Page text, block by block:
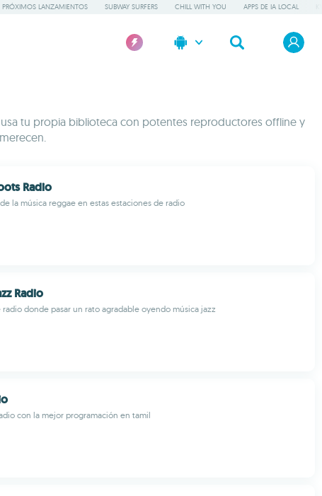
PRÓXIMOS LANZAMIENTOS SUBWAY SURFERS CHILL WITH YOU APPS DE IA LOCAL
tu propia biblioteca con potentes reproductores offline y
Radio
la música reggae en estas estaciones de radio
Radio
radio donde pasar un rato agradable oyendo música jazz
con la mejor programación en tamil